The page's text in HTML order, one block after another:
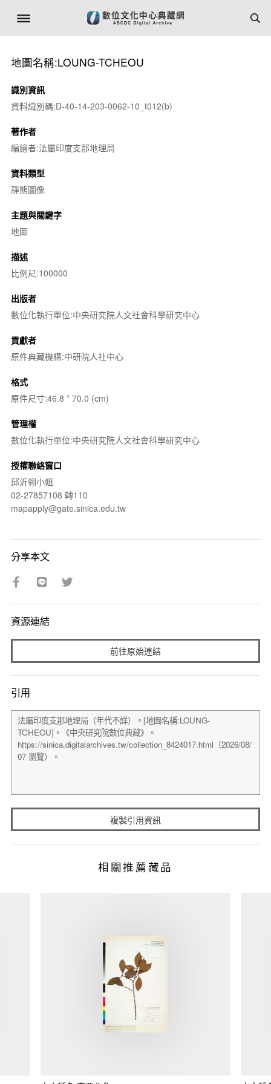
地圖名稱:LOUNG-TCHEOU
識別資訊
資料識別碼:D-40-14-203-0062-10_t012(b)
著作者
編繪者:法屬印度支那地理局
資料類型
靜態圖像
主題與關鍵字
地圖
描述
比例尺:100000
出版者
數位化執行單位:中央研究院人文社會科學研究中心
貢獻者
原件典藏機構:中研院人社中心
格式
原件尺寸:46.8 * 70.0 (cm)
管理權
數位化執行單位:中央研究院人文社會科學研究中心
授權聯絡窗口
邱沂翎小姐
02-27857108 轉110
mapapply@gate.sinica.edu.tw
分享本文
資源連結
前往原始連結
引用
複製引用資訊
相關推薦藏品